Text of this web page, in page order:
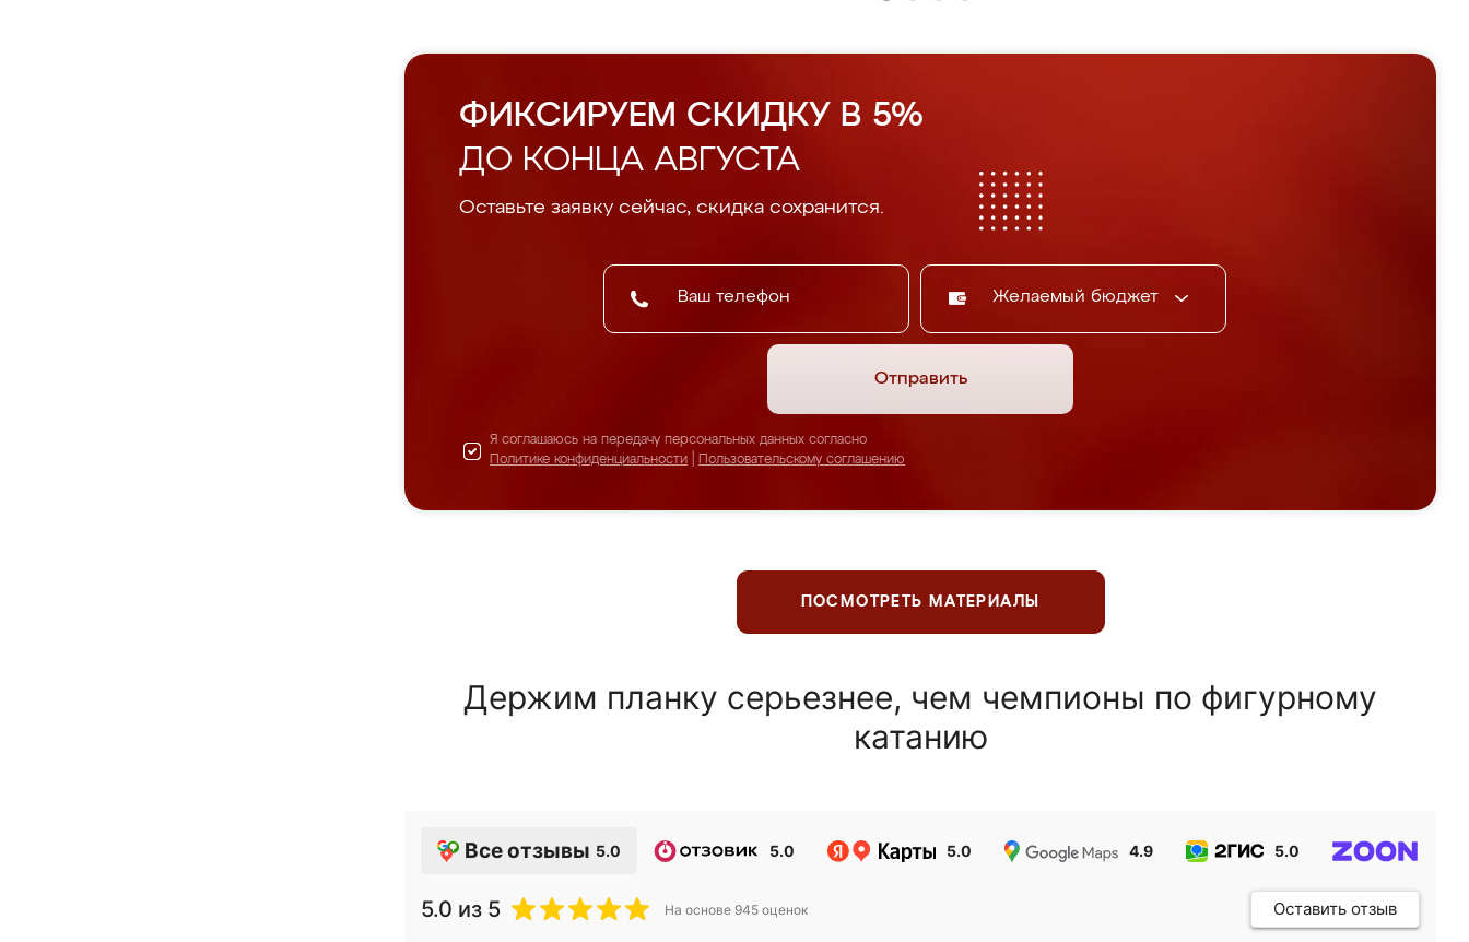
ФИКСИРУЕМ СКИДКУ В 5%
ДО КОНЦА АВГУСТА
Оставьте заявку сейчас, скидка сохранится.
Желаемый бюджет
Отправить
Я соглашаюсь на передачу персональных данных согласно
Политике конфиденциальности
Пользовательскому соглашению
ПОСМОТРЕТЬ МАТЕРИАЛЫ
Держим планку серьезнее, чем чемпионы по фигурному
катанию
Все отзывы 5.0 5.0 5.0 4.9 5.0
5.0 из 5 На основе 945 оценок Оставить отзыв